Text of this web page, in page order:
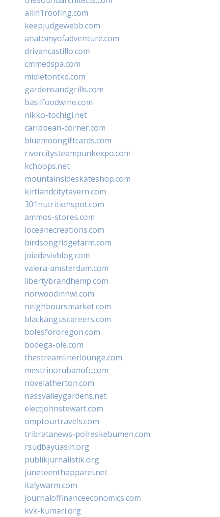
allin1roofing.com
keepjudgewebb.com
anatomyofadventure.com
drivancastillo.com
cmmedspa.com
midletontkd.com
gardensandgrills.com
basilfoodwine.com
nikko-tochigi.net
caribbean-corner.com
bluemoongiftcards.com
rivercitysteampunkexpo.com
kchoops.net
mountainsideskateshop.com
kirtlandcitytavern.com
301nutritionspot.com
ammos-stores.com
loceanecreations.com
birdsongridgefarm.com
joiedevivblog.com
valera-amsterdam.com
libertybrandhemp.com
norwoodinnwi.com
neighboursmarket.com
blackanguscareers.com
bolesfororegon.com
bodega-ole.com
thestreamlinerlounge.com
mestrinorubanofc.com
novelatherton.com
nassvalleygardens.net
electjohnstewart.com
omptourtravels.com
tribratanews-polreskebumen.com
rsudbayuasih.org
publikjurnalistik.org
juneteenthapparel.net
italywarm.com
journaloffinanceeconomics.com
kvk-kumari.org